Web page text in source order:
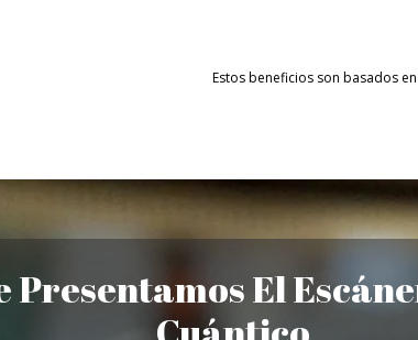
Estos beneficios son basados
Presentamos El